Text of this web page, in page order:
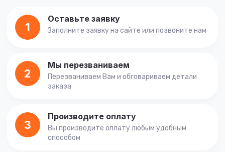
1
Оставьте заявку
Заполните заявку на сайте или позвоните нам
2
Мы перезваниваем
Перезваниваем Вам и обговариваем детали
заказа
3
Производите оплату
Вы производите оплату любым удобным
способом